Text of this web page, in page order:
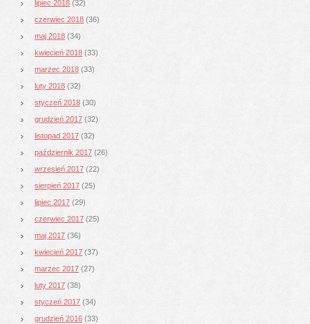
lipiec 2018 (32)
czerwiec 2018 (36)
maj 2018 (34)
kwiecień 2018 (33)
marzec 2018 (33)
luty 2018 (32)
styczeń 2018 (30)
grudzień 2017 (32)
listopad 2017 (32)
październik 2017 (26)
wrzesień 2017 (22)
sierpień 2017 (25)
lipiec 2017 (29)
czerwiec 2017 (25)
maj 2017 (36)
kwiecień 2017 (37)
marzec 2017 (27)
luty 2017 (38)
styczeń 2017 (34)
grudzień 2016 (33)